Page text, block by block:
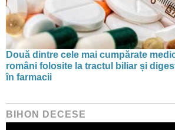
Două dintre cele mai cumpărate
români folosite la tractul biliar și
în farmacii
BIHON DECESE